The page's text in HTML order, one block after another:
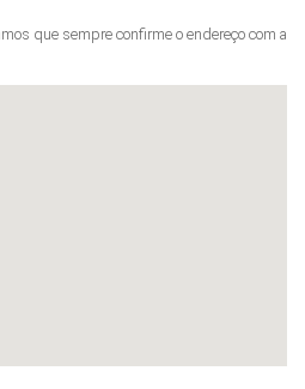
que sempre confirme o endereço com a